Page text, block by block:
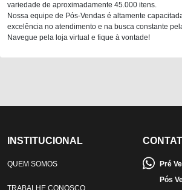
variedade de aproximadamente 45.000 itens.
Nossa equipe de Pós-Vendas é altamente
excelência no atendimento e na busca constante
Navegue pela loja virtual e fique à vontade!
INSTITUCIONAL
QUEM SOMOS
TRABALHE CONOSCO
Pré
Pós